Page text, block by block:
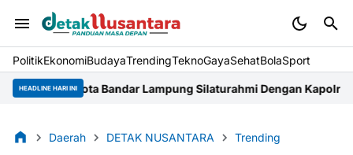
PolitikEkonomiBudayaTrendingTeknoGayaSehatBolaSport
HEADLINE HARI INI
Bandar Lampung Silaturahmi Dengan KapolrestaDLH Rohul
Daerah DETAK NUSANTARA Trending